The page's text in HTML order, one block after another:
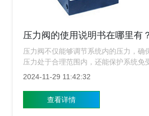
压力阀的使用说明书在哪里有
读说明书？
压力阀不仅能够调节系统内的压力，确
压力处于合理范围内，还能保护系统免
设备使用寿命，因此了解如何正确选择
为大家整理一些相关问题。
2024-11-29 11:42:32
查看详情